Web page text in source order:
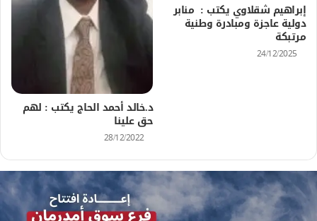
إبراهيم شقلاوي يكتب : منابر
دولية عاجزة ومبادرة وطنية
مرتبكة
24/12/2025
د.خالد أحمد الحاج يكتب : لهم
حق علينا
28/12/2022